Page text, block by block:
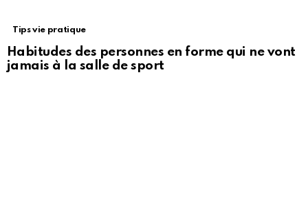
Tips vie pratique
Habitudes des personnes en forme qui ne vont
jamais à la salle de sport